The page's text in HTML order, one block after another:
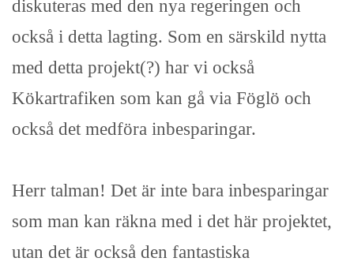
diskuteras med den nya regeringen och
också i detta lagting. Som en särskild nytta
med detta projekt(?) har vi också
Kökartrafiken som kan gå via Föglö och
också det medföra inbesparingar.
Herr talman! Det är inte bara inbesparingar
som man kan räkna med i det här projektet,
utan det är också den fantastiska